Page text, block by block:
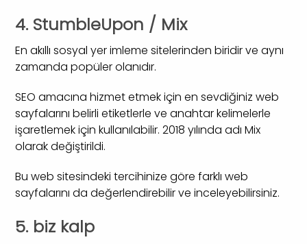
4. StumbleUpon / Mix
En akıllı sosyal yer imleme sitelerinden biridir ve aynı
zamanda popüler olanıdır.
SEO amacına hizmet etmek için en sevdiğiniz web
sayfalarını belirli etiketlerle ve anahtar kelimelerle
işaretlemek için kullanılabilir. 2018 yılında adı Mix
olarak değiştirildi.
Bu web sitesindeki tercihinize göre farklı web
sayfalarını da değerlendirebilir ve inceleyebilirsiniz.
5. biz kalp